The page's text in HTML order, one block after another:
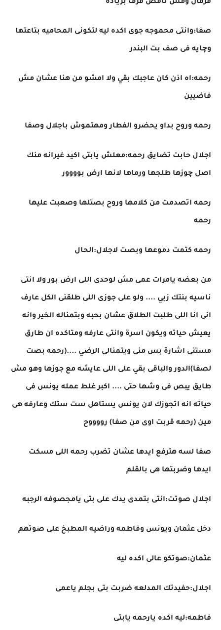
قرفان ومش ناقص قرف بزياده
صفا:وانتى محموجه جوى اكده ليه لتكونى المحاميه بتاعتها
وچايه فى صف بت البندر
رحمه:اه اذن كان عاجبك بقي ولا امشو من هنا عشان مش
فاضيين
رحمه وروح بداو يحضرو الفطار ومهتموش باجلال وصفا
اجلال حابت تضايق رحمه:معلش يابتى اكيد غيرانه منك
اصل چوزها طلجها ورماها لانها ارض بوووور
رحمه اتصدمت من كلامها وروح بصتلها وصعبت عليها
رحمه
رحمه كتمت دموعها وبصت لاجلال:الحال
من بعضه يامرات عمى مش لوحدى اللى ارض بور ولا انتى
ناسيه بنتك زيي .... ولو على جوزى اللى طلقنى الكل عارف
انى انا اللى طلبت الطلاق عشان بحبه وبتمناله الخير وانه
يعيش حياته ويكون اسرة وانتى عارفه ومتاكده ان طارق
مستنى اشارة بس منى ويتمنالى الرضي ....(رحمه بصت
لصفا)الدور والباقى بقي على اللى عايشه مع جوزها وهو مش
طايق يبص فى وشها حتى .... اكبر غلط عمله يونس فى
حياته انه اتجوزك لان يونس يستاهل ست ستك وعارفه هى
مين (رحمه قربت اوى من صفا) رووووح
صفا لسه هترفع ايدها عشان تضرب رحمه اللى مسكت
ايدها وضربتها هى بالقلم
اجلال صوتت:انتى بتمدى يدك على بتى يامجصوفه الرجبه
دخل عثمان ويونس وفاطمه وراضيه المطبخ على صوتهم
عثمان:صوتكو عالى اكده ليه
اجلال:حفيدتك المدلعه ضربت بتى بجلم ياعمى
فاطمه:ليه اكده يارحمه يابتى